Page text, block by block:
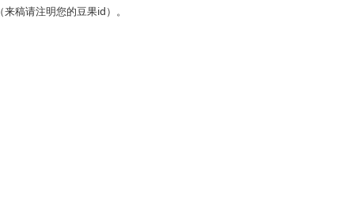
（来稿请注明您的豆果id）。